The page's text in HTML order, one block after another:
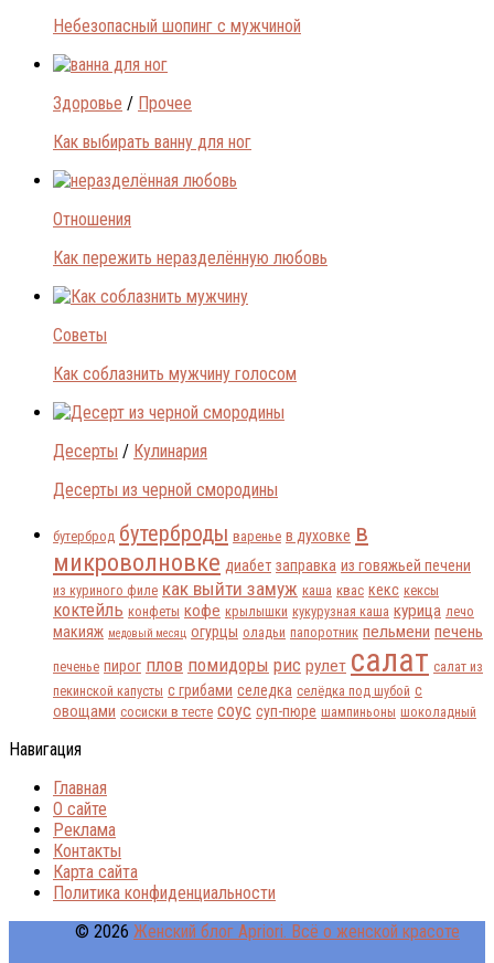
Небезопасный шопинг с мужчиной
Здоровье / Прочее
Как выбирать ванну для ног
Отношения
Как пережить неразделённую любовь
Советы
Как соблазнить мужчину голосом
Десерты / Кулинария
Десерты из черной смородины
бутерброд бутерброды варенье в духовке в
микроволновке диабет заправка из говяжьей печени
из куриного филе как выйти замуж каша квас кекс кексы
коктейль конфеты кофе крылышки кукурузная каша курица лечо
макияж медовый месяц огурцы оладьи папоротник пельмени печень
печенье пирог плов помидоры рис рулет салат салат из
пекинской капусты с грибами селедка селёдка под шубой с
овощами сосиски в тесте соус суп-пюре шампиньоны шоколадный
Навигация
Главная
О сайте
Реклама
Контакты
Карта сайта
Политика конфиденциальности
© 2026 Женский блог Apriori. Всё о женской красоте